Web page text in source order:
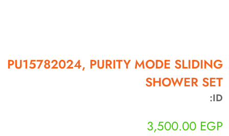
PU15782024, PURITY MODE SLIDING
SHOWER SET
ID:
3,500.00 EGP
ارسل رسالة
محتاج فني تركيب